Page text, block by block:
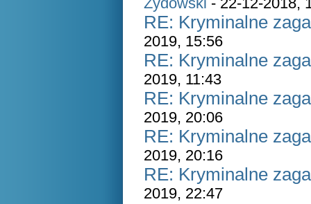
RE: Kryminalne
2019, 15:56
RE: Kryminalne
2019, 11:43
RE: Kryminalne
2019, 20:06
RE: Kryminalne
2019, 20:16
RE: Kryminalne
2019, 22:47